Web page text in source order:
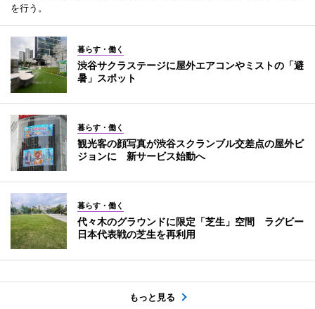
を行う。
暮らす・働く
渋谷サクラステージに屋外エアコンやミストの「避
暑」スポット
暮らす・働く
観光客の顔写真が渋谷スクランブル交差点の屋外ビ
ジョンに 新サービス始動へ
暮らす・働く
代々木のグラウンドに限定「芝生」空間 ラグビー
日本代表戦の芝生を再利用
もっと見る